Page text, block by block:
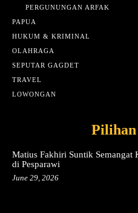
PERGUNUNGAN ARFAK
PAPUA
HUKUM & KRIMINAL
OLAHRAGA
SEPUTAR GAGDET
TRAVEL
LOWONGAN
Matius Fakhiri Suntik Semangat
di Pesparawi
June 29, 2026